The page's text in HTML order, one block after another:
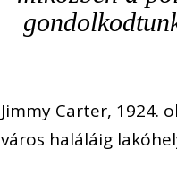
Jimmy Carter, 1924.
város haláláig